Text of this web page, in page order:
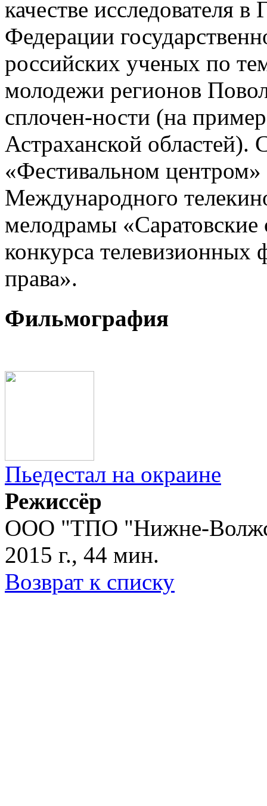
качестве исследователя
Федерации
российских ученых по
молодежи регионов
сплочен-ности (на
Астраханской
«Фестивальном
Международного
мелодрамы «Саратовские
конкурса
права».
Фильмография
Пьедестал на окраине
Режиссёр
ООО "ТПО "Нижне-
2015 г., 44 мин.
Возврат к списку